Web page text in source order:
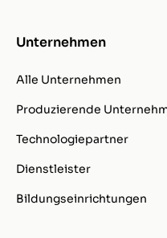
Unternehmen
Alle Unternehmen
Produzierende
Technologiepartner
Dienstleister
Bildungseinrichtungen